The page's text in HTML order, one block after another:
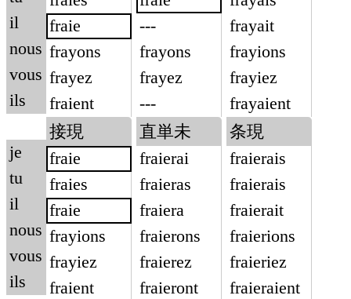
il
nous
vous
ils
je
tu
il
nous
vous
ils
fraie
frayons
frayez
fraient
---
frayons
frayez
---
frayait
frayions
frayiez
frayaient
接現
fraie
fraies
fraie
frayions
frayiez
fraient
直単未
fraierai
fraieras
fraiera
fraierons
fraierez
fraieront
条現
fraierais
fraierais
fraierait
fraierions
fraieriez
fraieraient